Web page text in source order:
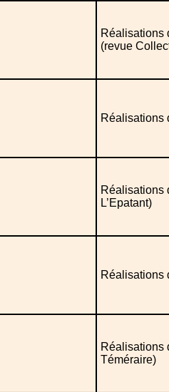
Réalisations
(revue
Réalisations
Réalisations
L’Epatant)
Réalisations
Réalisations
Téméraire)